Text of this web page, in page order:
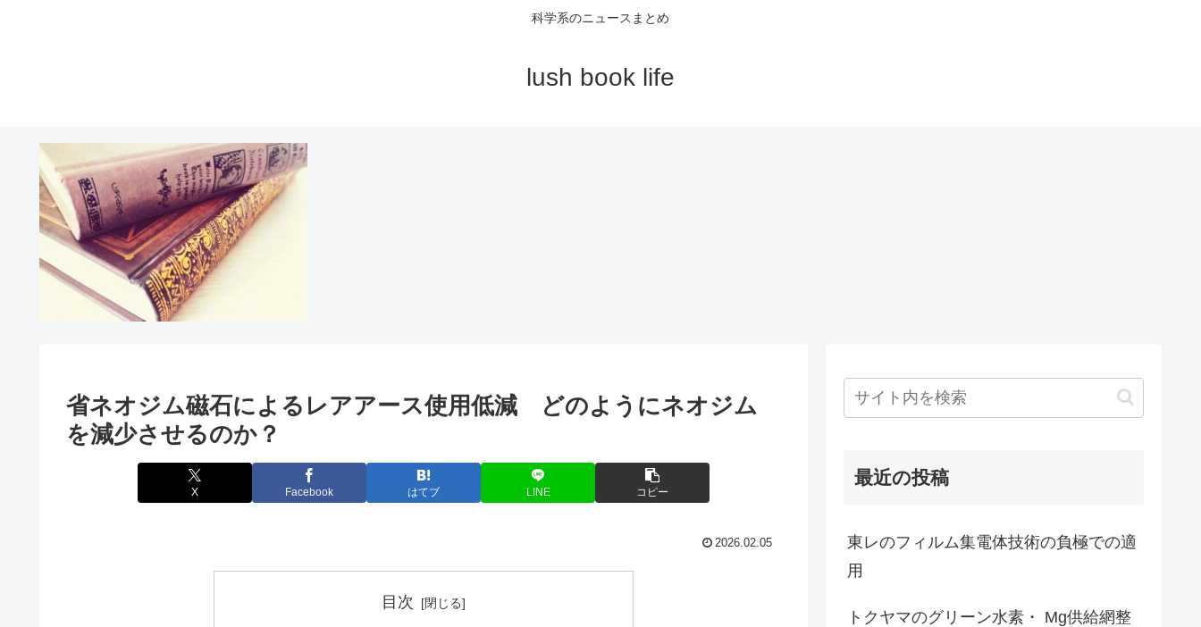
科学系のニュースまとめ
lush book life
省ネオジム磁石によるレアアース使用低減 どのようにネオジム
を減少させるのか？
X Facebook はてブ LINE コピー
2026.02.05
目次
最近の投稿
東レのフィルム集電体技術の負極での適
用
トクヤマのグリーン水素・ Mg供給網整